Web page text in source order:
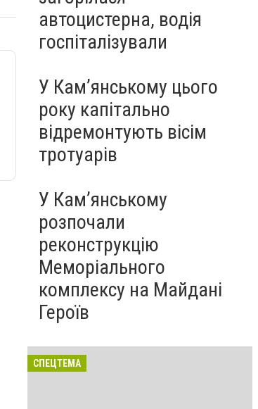
автоцистерна, водія
госпіталізували
У Кам’янському цього
року капітально
відремонтують вісім
тротуарів
У Кам’янському
розпочали
реконструкцію
Меморіального
комплексу на Майдані
Героїв
СПЕЦТЕМА